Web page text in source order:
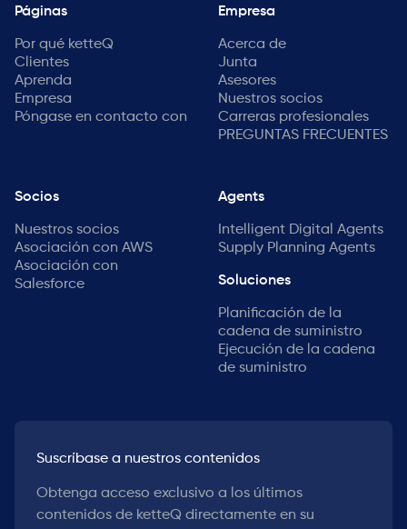
Páginas
Por qué ketteQ
Clientes
Aprenda
Empresa
Póngase en contacto con
Empresa
Acerca de
Junta
Asesores
Nuestros socios
Carreras profesionales
PREGUNTAS FRECUENTES
Socios
Nuestros socios
Asociación con AWS
Asociación con
Salesforce
Agents
Intelligent Digital Agents
Supply Planning Agents
Soluciones
Planificación de la
cadena de suministro
Ejecución de la cadena
de suministro
Suscríbase a nuestros contenidos
Obtenga acceso exclusivo a los últimos
contenidos de ketteQ directamente en su